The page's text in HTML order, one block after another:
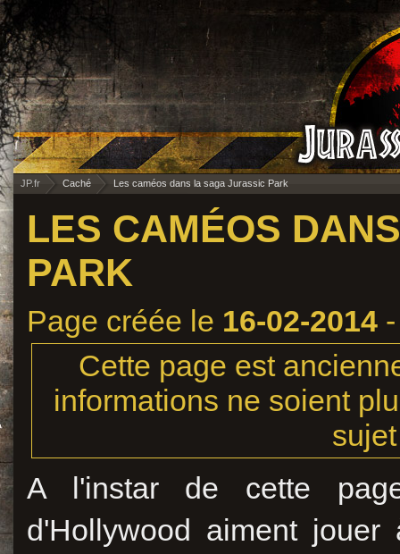
JP.fr Caché Les caméos dans la saga Jurassic Park
LES CAMÉOS
PARK
Page créée le 16-02-2014
Cette page est
informations ne soient
A l'instar de cette
d'Hollywood aiment